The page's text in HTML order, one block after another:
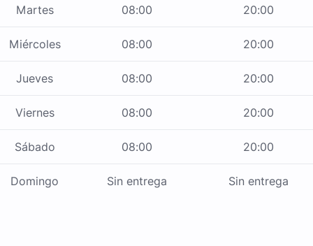
Martes 08:00 20:00
Miércoles 08:00 20:00
Jueves 08:00 20:00
Viernes 08:00 20:00
Sábado 08:00 20:00
Domingo Sin entrega Sin entrega